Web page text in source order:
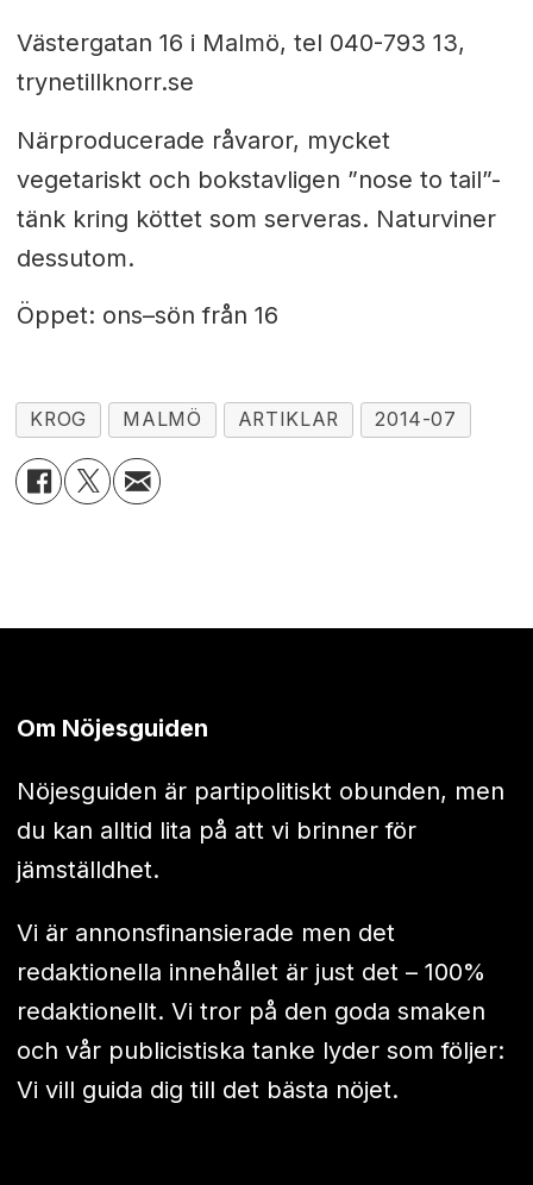
Västergatan 16 i Malmö, tel 040-793 13,
trynetillknorr.se
Närproducerade råvaror, mycket
vegetariskt och bokstavligen ”nose to tail”-
tänk kring köttet som serveras. Naturviner
dessutom.
Öppet: ons–sön från 16
KROG MALMÖ ARTIKLAR 2014-07
Om Nöjesguiden
Nöjesguiden är partipolitiskt obunden, men
du kan alltid lita på att vi brinner för
jämställdhet.
Vi är annonsfinansierade men det
redaktionella innehållet är just det – 100%
redaktionellt. Vi tror på den goda smaken
och vår publicistiska tanke lyder som följer:
Vi vill guida dig till det bästa nöjet.